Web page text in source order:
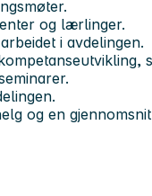
og lærlinger.
i avdelingen.
og en